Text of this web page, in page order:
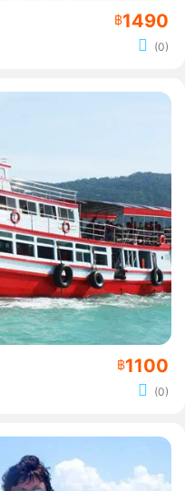
฿1490
(0)
฿1100
(0)